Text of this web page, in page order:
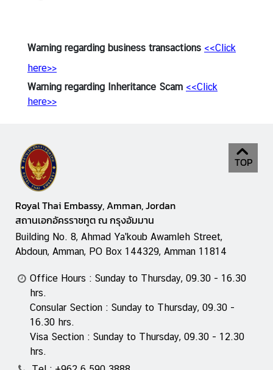
N
e
w
s
A
b
o
u
t
T
h
a
l
a
n
d
C
Warning regarding business transactions <<Click
here>>
Warning regarding Inheritance Scam <<Click
here>>
TOP
Royal Thai Embassy, Amman, Jordan
สถานเอกอัครราชทูต ณ กรุงอัมมาน
Building No. 8, Ahmad Ya'koub Awamleh Street,
Abdoun, Amman, PO Box 144329, Amman 11814
Office Hours : Sunday to Thursday, 09.30 - 16.30
hrs.
Consular Section : Sunday to Thursday, 09.30 -
16.30 hrs.
Visa Section : Sunday to Thursday, 09.30 - 12.30
hrs.